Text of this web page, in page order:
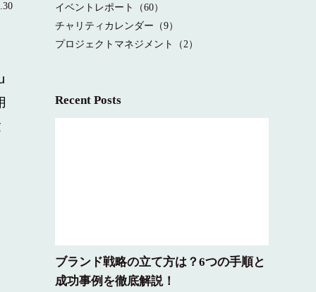
イベントレポート（60）
チャリティカレンダー（9）
プロジェクトマネジメント（2）
Recent Posts
ブランド戦略の立て方は？6つの手順と
成功事例を徹底解説！